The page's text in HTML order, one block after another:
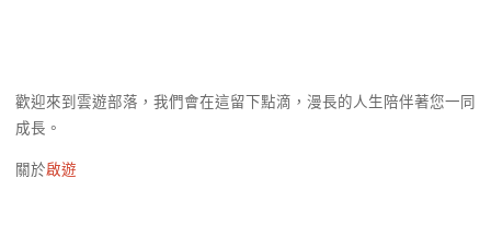
歡迎來到雲遊部落，我們會在這留下點滴，漫長的人生陪伴著您一同
成長。
關於啟遊